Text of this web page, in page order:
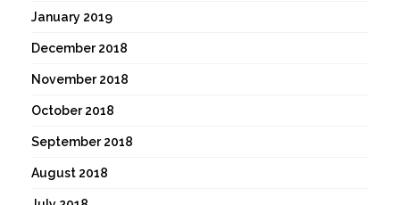
January 2019
December 2018
November 2018
October 2018
September 2018
August 2018